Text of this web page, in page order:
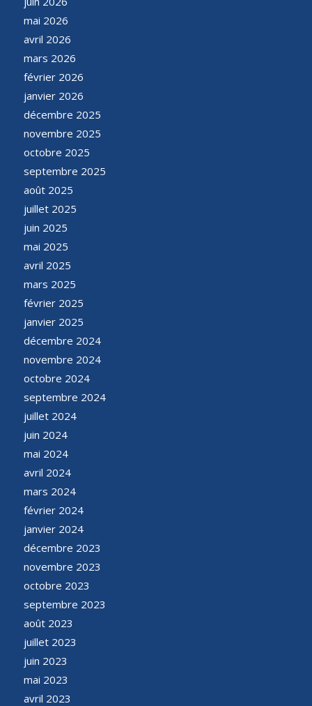
mai 2026
avril 2026
mars 2026
février 2026
janvier 2026
décembre 2025
novembre 2025
octobre 2025
septembre 2025
août 2025
juillet 2025
juin 2025
mai 2025
avril 2025
mars 2025
février 2025
janvier 2025
décembre 2024
novembre 2024
octobre 2024
septembre 2024
juillet 2024
juin 2024
mai 2024
avril 2024
mars 2024
février 2024
janvier 2024
décembre 2023
novembre 2023
octobre 2023
septembre 2023
août 2023
juillet 2023
juin 2023
mai 2023
avril 2023